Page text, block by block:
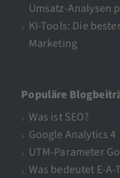
Umsatz-Analysen
KI-Tools: Die
Marketing
Populäre
Was ist SEO?
Google Analytics 4
UTM-Parameter
Was bedeutet E-